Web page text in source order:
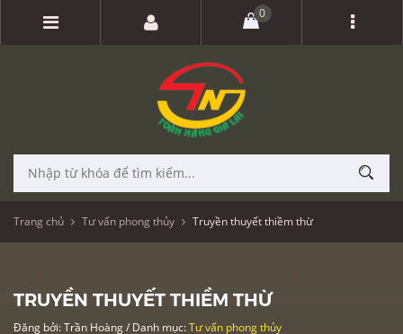
0
Trang chủ Tư vấn phong thủy Truyền thuyết thiềm thừ
TRUYỀN THUYẾT THIỀM THỪ
Đăng bởi: Trần Hoàng / Danh mục:Tư vấn phong thủy